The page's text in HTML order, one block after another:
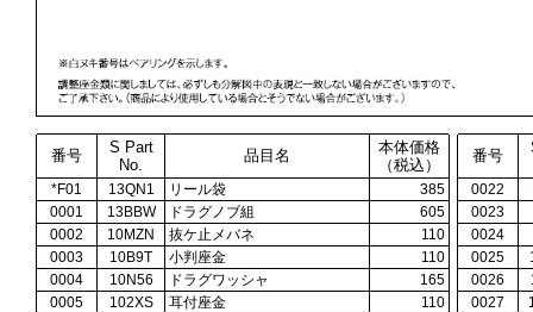
番号
S Part
No.
品目名
本体価格
（税込）
番号
*F01 13QN1 リール袋 385 0022
0001
13BBW ドラグノブ組 605 0023
0002
10MZN 抜ケ止メバネ 110 0024
0003
10B9T 小判座金 110 0025
0004
10N56 ドラグワッシャ 165 0026
0005
102XS 耳付座金 110 0027